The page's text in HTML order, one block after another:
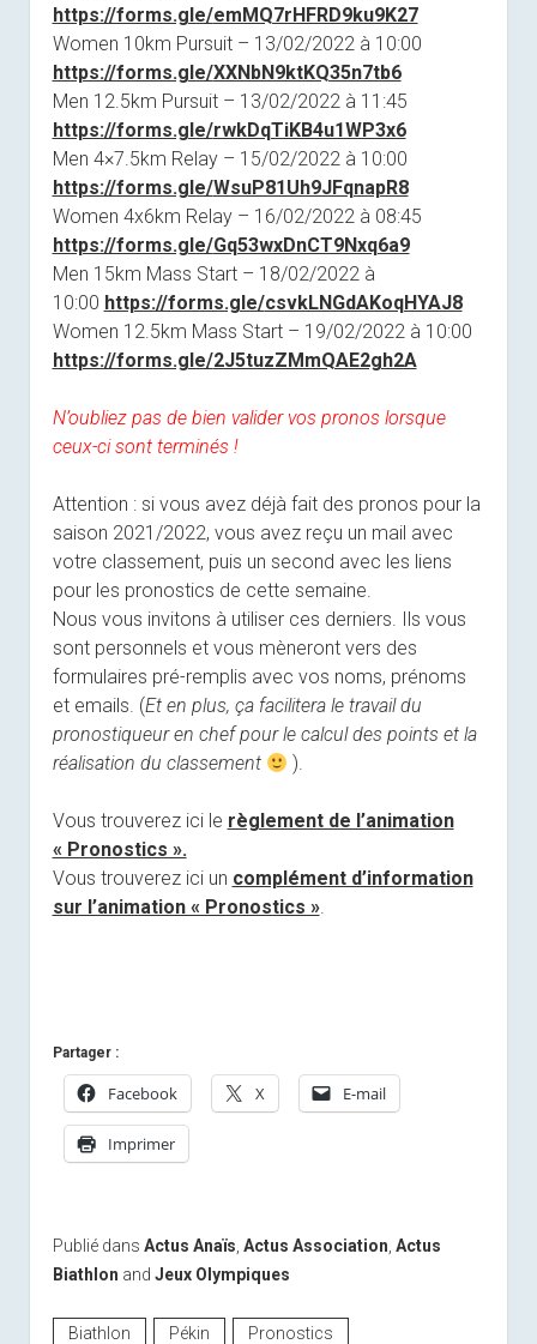
https://forms.gle/emMQ7rHFRD9ku9K27
Women 10km Pursuit – 13/02/2022 à 10:00
https://forms.gle/XXNbN9ktKQ35n7tb6
Men 12.5km Pursuit – 13/02/2022 à 11:45
https://forms.gle/rwkDqTiKB4u1WP3x6
Men 4×7.5km Relay – 15/02/2022 à 10:00
https://forms.gle/WsuP81Uh9JFqnapR8
Women 4x6km Relay – 16/02/2022 à 08:45
https://forms.gle/Gq53wxDnCT9Nxq6a9
Men 15km Mass Start – 18/02/2022 à
10:00 https://forms.gle/csvkLNGdAKoqHYAJ8
Women 12.5km Mass Start – 19/02/2022 à 10:00
https://forms.gle/2J5tuzZMmQAE2gh2A
N’oubliez pas de bien valider vos pronos lorsque
ceux-ci sont terminés !
Attention : si vous avez déjà fait des pronos pour la
saison 2021/2022, vous avez reçu un mail avec
votre classement, puis un second avec les liens
pour les pronostics de cette semaine.
Nous vous invitons à utiliser ces derniers. Ils vous
sont personnels et vous mèneront vers des
formulaires pré-remplis avec vos noms, prénoms
et emails. (Et en plus, ça facilitera le travail du
pronostiqueur en chef pour le calcul des points et la
réalisation du classement
).
Vous trouverez ici le règlement de l’animation
« Pronostics ».
Vous trouverez ici un complément d’information
sur l’animation « Pronostics ».
Partager :
Facebook X E-mail
Imprimer
Publié dans Actus Anaïs, Actus Association, Actus
Biathlon and Jeux Olympiques
Biathlon Pékin Pronostics